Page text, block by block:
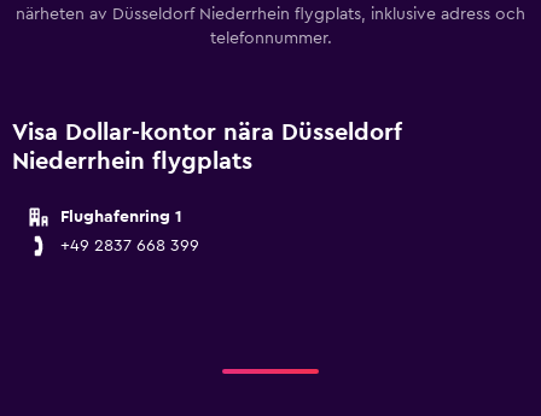
närheten av Düsseldorf Niederrhein flygplats, inklusive adress och
telefonnummer.
Visa Dollar-kontor nära Düsseldorf
Niederrhein flygplats
Flughafenring 1
+49 2837 668 399